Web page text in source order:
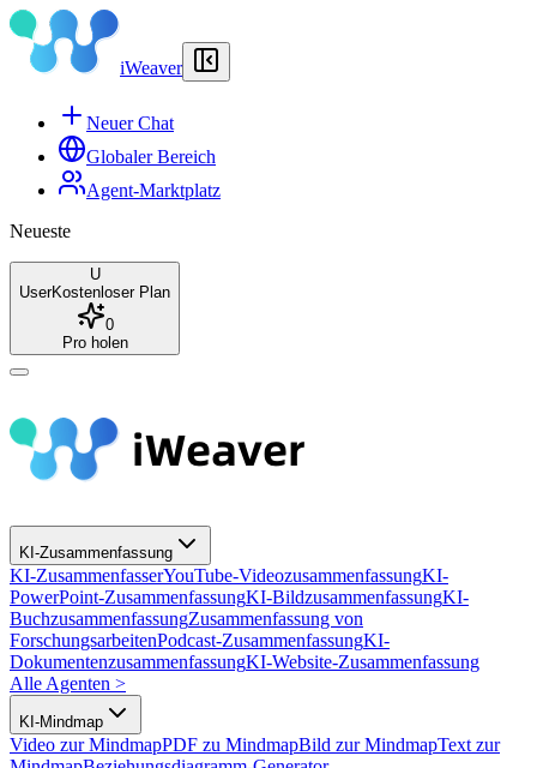
iWeaver
Neuer Chat
Globaler Bereich
Agent-Marktplatz
Neueste
U
UserKostenloser Plan
0
Pro holen
KI-Zusammenfassung
KI-ZusammenfasserYouTube-VideozusammenfassungKI-
PowerPoint-ZusammenfassungKI-BildzusammenfassungKI-
BuchzusammenfassungZusammenfassung von
ForschungsarbeitenPodcast-ZusammenfassungKI-
DokumentenzusammenfassungKI-Website-Zusammenfassung
Alle Agenten >
KI-Mindmap
Video zur MindmapPDF zu MindmapBild zur MindmapText zur